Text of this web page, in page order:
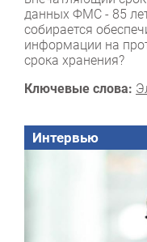
данных ФМС - 85
собирается
информации на
срока хранения?
Ключевые слова:
Интервью